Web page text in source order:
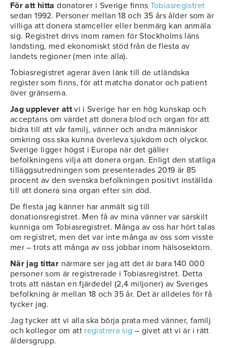
För att hitta donatorer i Sverige finns Tobiasregistret
sedan 1992. Personer mellan 18 och 35 års ålder som är
villiga att donera stamceller eller benmärg kan anmäla
sig. Registret drivs inom ramen för Stockholms läns
landsting, med ekonomiskt stöd från de flesta av
landets regioner (men inte alla).
Tobiasregistret agerar även länk till de utländska
register som finns, för att matcha donator och patient
över gränserna.
Jag upplever attvi i Sverige har en hög kunskap och
acceptans om värdet att donera blod och organ för att
bidra till att vår familj, vänner och andra människor
omkring oss ska kunna överleva sjukdom och olyckor.
Sverige ligger högst i Europa när det gäller
befolkningens vilja att donera organ. Enligt den statliga
tilläggsutredningen som presenterades 2019 är 85
procent av den svenska befolkningen positivt inställda
till att donera sina organ efter sin död.
De flesta jag känner har anmält sig till
donationsregistret. Men få av mina vänner var särskilt
kunniga om Tobiasregistret. Många av oss har hört talas
om registret, men det var inte många av oss som visste
mer – trots att många av oss jobbar inom hälsosektorn.
När jag tittar närmare ser jag att det är bara 140 000
personer som är registrerade i Tobiasregistret. Detta
trots att nästan en fjärdedel (2,4 miljoner) av Sveriges
befolkning är mellan 18 och 35 år. Det är alldeles för få
tycker jag.
Jag tycker att vi alla ska börja prata med vänner, familj
och kollegor om att registrera sig – givet att vi är i rätt
åldersgrupp.